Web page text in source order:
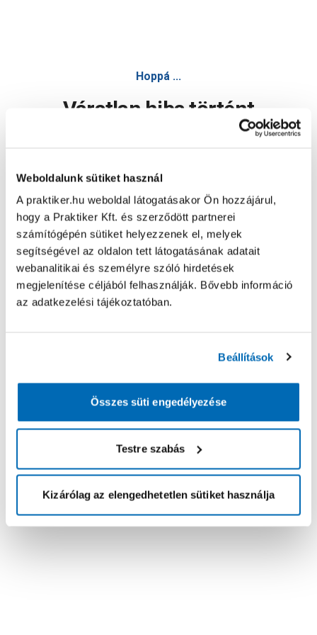
Weboldalunk sütiket használ
A praktiker.hu weboldal látogatásakor Ön hozzájárul,
hogy a Praktiker Kft. és szerződött partnerei
számítógépén sütiket helyezzenek el, melyek
segítségével az oldalon tett látogatásának adatait
webanalitikai és személyre szóló hirdetések
megjelenítése céljából felhasználják. Bővebb információ
az adatkezelési tájékoztatóban.
Beállítások
Összes süti engedélyezése
Testre szabás
Kizárólag az elengedhetetlen sütiket használja
Hoppá ...
Váratlan hiba történt
Oldal újratöltése